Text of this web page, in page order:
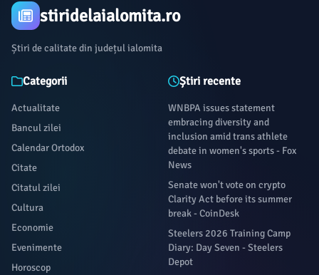
stiridelaialomita.ro
Știri de calitate din județul ialomita
Categorii
Actualitate
Bancul zilei
Calendar Ortodox
Citate
Citatul zilei
Cultura
Economie
Evenimente
Horoscop
Știri recente
WNBPA issues statement
embracing diversity and
inclusion amid trans athlete
debate in women's sports - Fox
News
Senate won't vote on crypto
Clarity Act before its summer
break - CoinDesk
Steelers 2026 Training Camp
Diary: Day Seven - Steelers
Depot